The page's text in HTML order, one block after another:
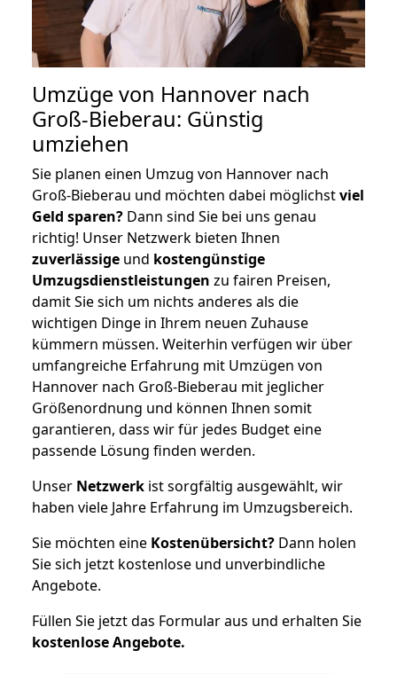
Umzüge von Hannover nach
Groß-Bieberau: Günstig
umziehen
Sie planen einen Umzug von Hannover nach
Groß-Bieberau und möchten dabei möglichstviel
Geld sparen? Dann sind Sie bei uns genau
richtig! Unser Netzwerk bieten Ihnen
zuverlässige und kostengünstige
Umzugsdienstleistungen zu fairen Preisen,
damit Sie sich um nichts anderes als die
wichtigen Dinge in Ihrem neuen Zuhause
kümmern müssen. Weiterhin verfügen wir über
umfangreiche Erfahrung mit Umzügen von
Hannover nach Groß-Bieberau mit jeglicher
Größenordnung und können Ihnen somit
garantieren, dass wir für jedes Budget eine
passende Lösung finden werden.
Unser Netzwerk ist sorgfältig ausgewählt, wir
haben viele Jahre Erfahrung im Umzugsbereich.
Sie möchten eine Kostenübersicht? Dann holen
Sie sich jetzt kostenlose und unverbindliche
Angebote.
Füllen Sie jetzt das Formular aus und erhalten Sie
kostenloseAngebote.